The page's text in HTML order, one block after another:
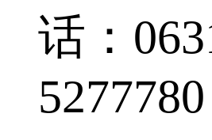
话：
5277780